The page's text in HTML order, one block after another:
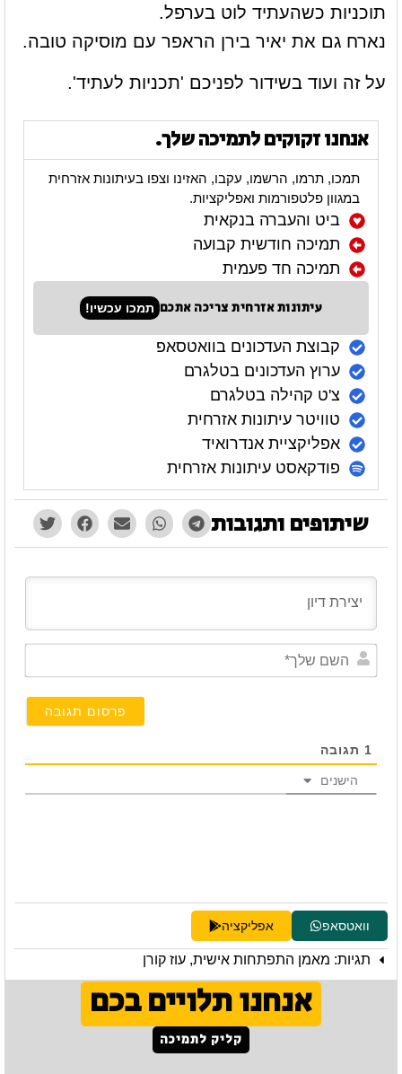
תוכניות כשהעתיד לוט בערפל.
נארח גם את יאיר בירן הראפר עם מוסיקה טובה.
על זה ועוד בשידור לפניכם 'תכניות לעתיד'.
אנחנו זקוקים לתמיכה שלך.
תמכו, תרמו, הרשמו, עקבו, האזינו וצפו בעיתונות אזרחית
במגוון פלטפורמות ואפליקציות.
ביט והעברה בנקאית
תמיכה חודשית קבועה
תמיכה חד פעמית
עיתונות אזרחית צריכה אתכם תמכו עכשיו!
קבוצת העדכונים בוואטסאפ
ערוץ העדכונים בטלגרם
צ'ט קהילה בטלגרם
טוויטר עיתונות אזרחית
אפליקציית אנדרואיד
פודקאסט עיתונות אזרחית
שיתופים ותגובות
1 תגובה
הישנים
וואטסאפ אפליקציה
תגיות: מאמן התפתחות אישית, עוז קורן
אנחנו תלויים בכם
קליק לתמיכה